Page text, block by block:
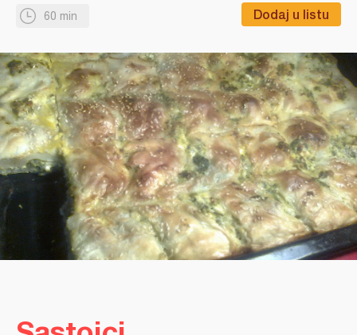
60 min Dodaj u listu